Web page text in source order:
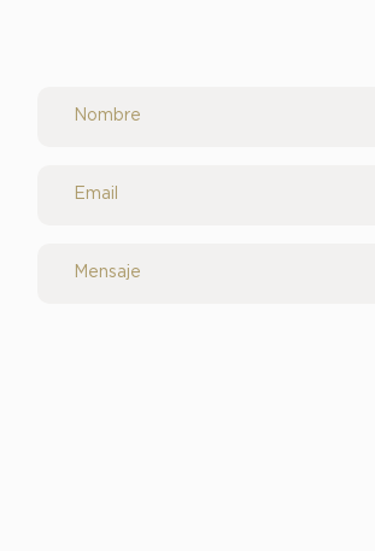
Nombre
Email
Mensaje